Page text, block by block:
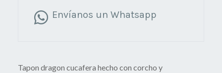
Envíanos un Whatsapp
Tapon dragon cucafera hecho con corcho y